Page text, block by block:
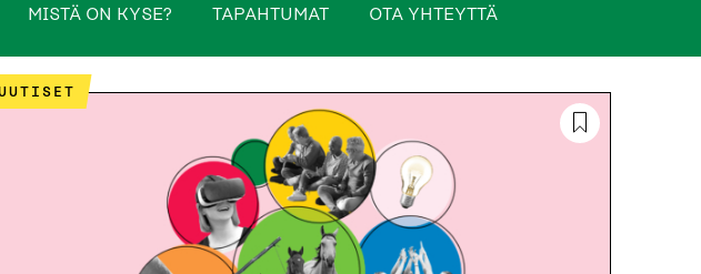
MISTÄ ON KYSE? TAPAHTUMAT OTA YHTEYTTÄ
UUTISET